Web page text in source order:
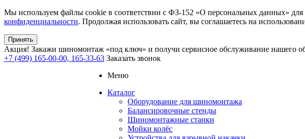
Мы используем файлы cookie в соответствии с ФЗ-152 «О персональных данных» для
конфиденциальности. Продолжая использовать сайт, вы соглашаетесь на
Принять
Акция! Закажи шиномонтаж «под ключ» и получи сервисное обслуживание нашего
+7 (499) 165-00-00, 165-33-63 Заказать звонок
Меню
Каталог
Оборудование для шиномонтажа
Балансировочные стенды
Шиномонтажные станки
Мойки колёс